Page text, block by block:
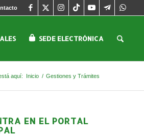
SEDE ELECTRÓNICA
aquí: Inicio / Gestiones y Trámites
EN EL PORTAL